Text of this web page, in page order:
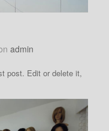
admin
post. Edit or delete it,